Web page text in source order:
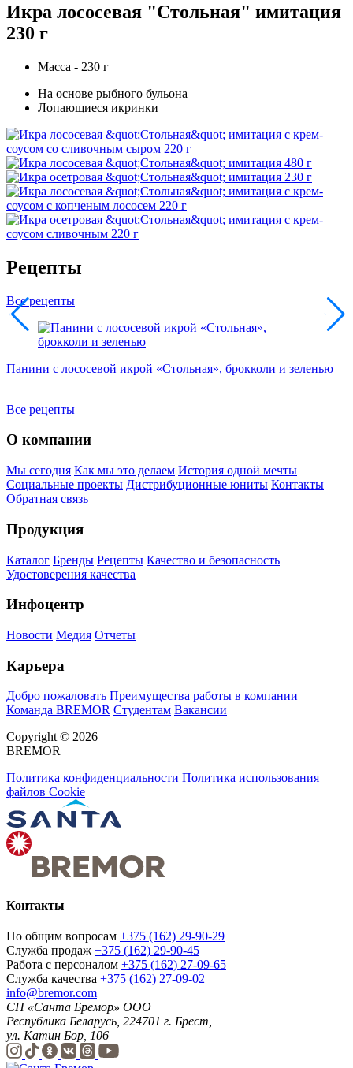
Икра лососевая "Стольная" имитация
230 г
Масса - 230 г
На основе рыбного бульона
Лопающиеся икринки
Рецепты
Все рецепты
Панини с лососевой икрой «Стольная», брокколи и зеленью
Все рецепты
О компании
Мы сегодня Как мы это делаем История одной мечты
Социальные проекты Дистрибуционные юниты Контакты
Обратная связь
Продукция
Каталог Бренды Рецепты Качество и безопасность
Удостоверения качества
Инфоцентр
Новости Медия Отчеты
Карьера
Добро пожаловать Преимущества работы в компании
Команда BREMOR Студентам Вакансии
Copyright © 2026
BREMOR
Политика конфиденциальности Политика использования
файлов Cookie
Контакты
По общим вопросам +375 (162) 29-90-29
Служба продаж +375 (162) 29-90-45
Работа с персоналом +375 (162) 27-09-65
Служба качества +375 (162) 27-09-02
info@bremor.com
СП «Санта Бремор» ООО
Республика Беларусь, 224701 г. Брест,
ул. Катин Бор, 106